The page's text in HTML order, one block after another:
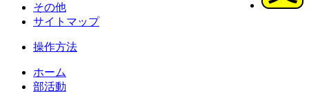
その他
サイトマップ
操作方法
ホーム
部活動